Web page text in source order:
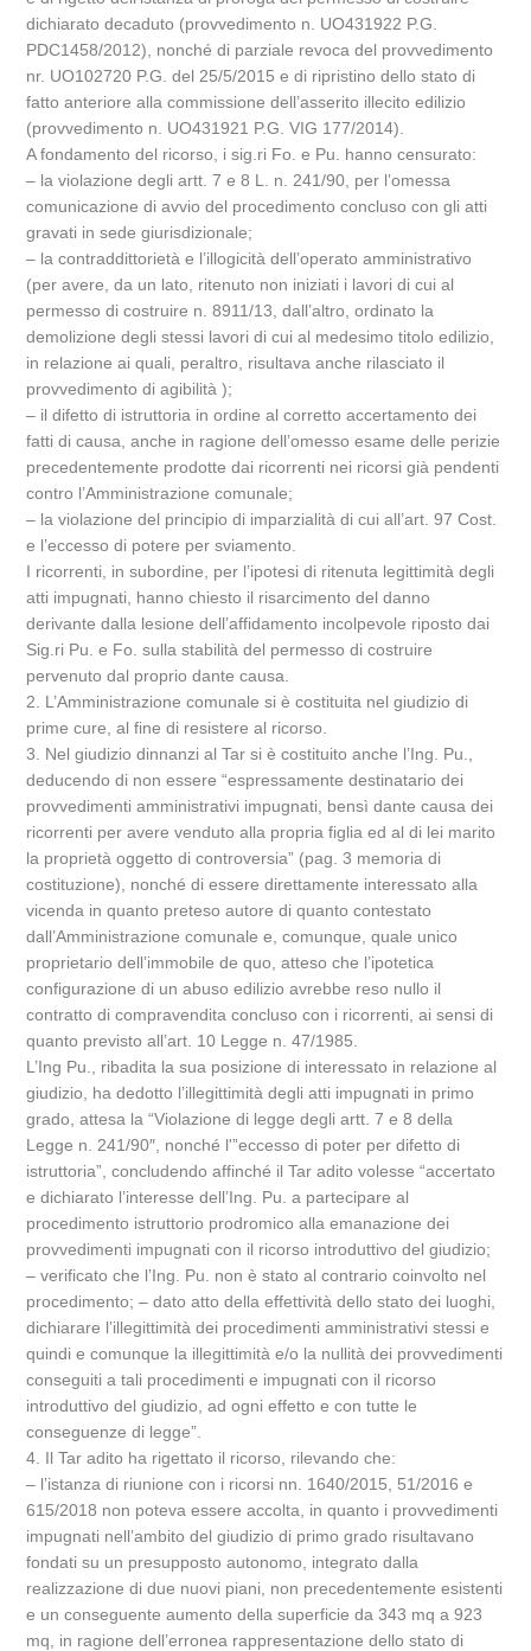
dichiarato decaduto (provvedimento n. UO431922 P.G.
PDC1458/2012), nonché di parziale revoca del provvedimento
nr. UO102720 P.G. del 25/5/2015 e di ripristino dello stato di
fatto anteriore alla commissione dell’asserito illecito edilizio
(provvedimento n. UO431921 P.G. VIG 177/2014).
A fondamento del ricorso, i sig.ri Fo. e Pu. hanno censurato:
– la violazione degli artt. 7 e 8 L. n. 241/90, per l’omessa
comunicazione di avvio del procedimento concluso con gli atti
gravati in sede giurisdizionale;
– la contraddittorietà e l’illogicità dell’operato amministrativo
(per avere, da un lato, ritenuto non iniziati i lavori di cui al
permesso di costruire n. 8911/13, dall’altro, ordinato la
demolizione degli stessi lavori di cui al medesimo titolo edilizio,
in relazione ai quali, peraltro, risultava anche rilasciato il
provvedimento di agibilità );
– il difetto di istruttoria in ordine al corretto accertamento dei
fatti di causa, anche in ragione dell’omesso esame delle perizie
precedentemente prodotte dai ricorrenti nei ricorsi già pendenti
contro l’Amministrazione comunale;
– la violazione del principio di imparzialità di cui all’art. 97 Cost.
e l’eccesso di potere per sviamento.
I ricorrenti, in subordine, per l’ipotesi di ritenuta legittimità degli
atti impugnati, hanno chiesto il risarcimento del danno
derivante dalla lesione dell’affidamento incolpevole riposto dai
Sig.ri Pu. e Fo. sulla stabilità del permesso di costruire
pervenuto dal proprio dante causa.
2. L’Amministrazione comunale si è costituita nel giudizio di
prime cure, al fine di resistere al ricorso.
3. Nel giudizio dinnanzi al Tar si è costituito anche l’Ing. Pu.,
deducendo di non essere “espressamente destinatario dei
provvedimenti amministrativi impugnati, bensì dante causa dei
ricorrenti per avere venduto alla propria figlia ed al di lei marito
la proprietà oggetto di controversia” (pag. 3 memoria di
costituzione), nonché di essere direttamente interessato alla
vicenda in quanto preteso autore di quanto contestato
dall’Amministrazione comunale e, comunque, quale unico
proprietario dell’immobile de quo, atteso che l’ipotetica
configurazione di un abuso edilizio avrebbe reso nullo il
contratto di compravendita concluso con i ricorrenti, ai sensi di
quanto previsto all’art. 10 Legge n. 47/1985.
L’Ing Pu., ribadita la sua posizione di interessato in relazione al
giudizio, ha dedotto l’illegittimità degli atti impugnati in primo
grado, attesa la “Violazione di legge degli artt. 7 e 8 della
Legge n. 241/90″, nonché l'”eccesso di poter per difetto di
istruttoria”, concludendo affinché il Tar adito volesse “accertato
e dichiarato l’interesse dell’Ing. Pu. a partecipare al
procedimento istruttorio prodromico alla emanazione dei
provvedimenti impugnati con il ricorso introduttivo del giudizio;
– verificato che l’Ing. Pu. non è stato al contrario coinvolto nel
procedimento; – dato atto della effettività dello stato dei luoghi,
dichiarare l’illegittimità dei procedimenti amministrativi stessi e
quindi e comunque la illegittimità e/o la nullità dei provvedimenti
conseguiti a tali procedimenti e impugnati con il ricorso
introduttivo del giudizio, ad ogni effetto e con tutte le
conseguenze di legge”.
4. Il Tar adito ha rigettato il ricorso, rilevando che:
– l’istanza di riunione con i ricorsi nn. 1640/2015, 51/2016 e
615/2018 non poteva essere accolta, in quanto i provvedimenti
impugnati nell’ambito del giudizio di primo grado risultavano
fondati su un presupposto autonomo, integrato dalla
realizzazione di due nuovi piani, non precedentemente esistenti
e un conseguente aumento della superficie da 343 mq a 923
mq, in ragione dell’erronea rappresentazione dello stato di